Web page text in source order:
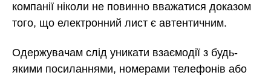
компанії ніколи не повинно вважатися доказом
того, що електронний лист є автентичним.
Одержувачам слід уникати взаємодії з будь-
якими посиланнями, номерами телефонів або